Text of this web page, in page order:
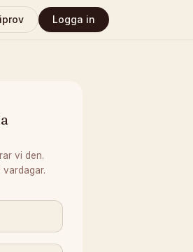
Logga in
vi den.
vardagar.